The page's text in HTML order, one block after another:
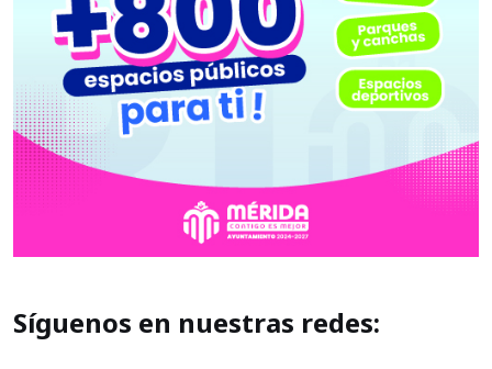
Síguenos en nuestras redes: